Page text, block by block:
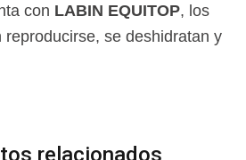
con LABIN EQUITOP, los
reproducirse, se deshidratan y
relacionados